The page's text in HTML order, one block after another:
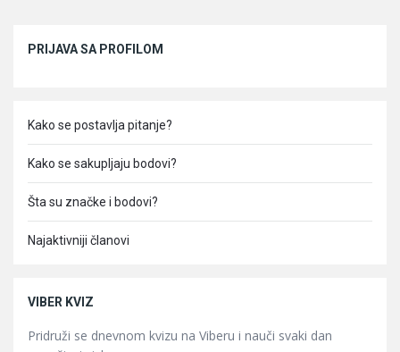
PRIJAVA SA PROFILOM
Kako se postavlja pitanje?
Kako se sakupljaju bodovi?
Šta su značke i bodovi?
Najaktivniji članovi
VIBER KVIZ
Pridruži se dnevnom kvizu na Viberu i nauči svaki dan